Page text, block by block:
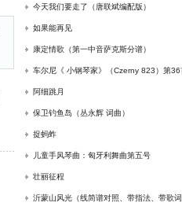
今天我们要走了（唐联斌编配版）
如果能再见
康定情歌（第一中音萨克斯分谱）
车尔尼《 小钢琴家》（Czerny 823）第36
谱及练习提示）
阿细跳月
保卫钓鱼岛（丛永辉 词曲）
捉蚂蚱
儿童手风琴曲：匈牙利舞曲第五号
壮丽征程
沂蒙山风光（线简谱对照、带指法、带歌词